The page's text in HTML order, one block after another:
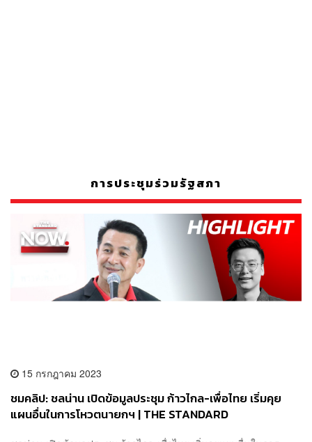
การประชุมร่วมรัฐสภา
15 กรกฎาคม 2023
ชมคลิป: ชลน่าน เปิดข้อมูลประชุม ก้าวไกล-เพื่อไทย เริ่มคุย
แผนอื่นในการโหวตนายกฯ | THE STANDARD